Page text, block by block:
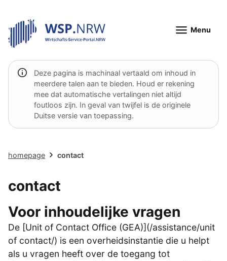
Menu
Deze pagina is machinaal vertaald om inhoud in
meerdere talen aan te bieden. Houd er rekening
mee dat automatische vertalingen niet altijd
foutloos zijn. In geval van twijfel is de originele
Duitse versie van toepassing.
homepage contact
contact
Voor inhoudelijke vragen
De [Unit of Contact Office (GEA)](/assistance/unit
of contact/) is een overheidsinstantie die u helpt
als u vragen heeft over de toegang tot